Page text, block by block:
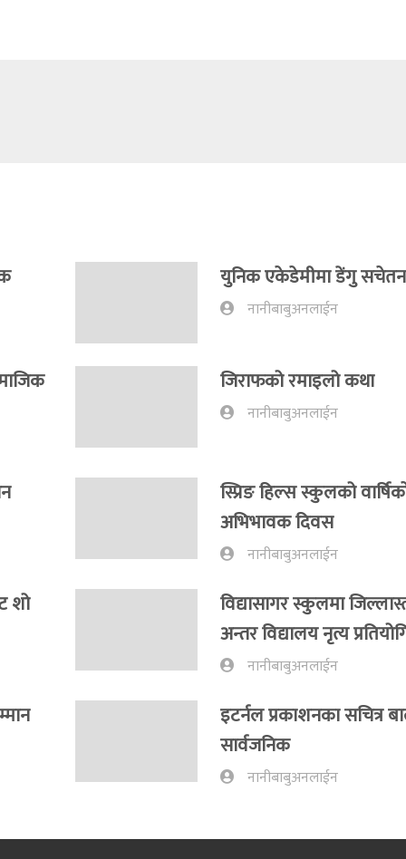
युनिक एकेडेमीमा डेंगु
नानीबाबुअनलाईन
जिराफको रमाइलो कथा
नानीबाबुअनलाईन
स्प्रिङ हिल्स स्कुलको
अभिभावक दिवस
नानीबाबुअनलाईन
शो
विद्यासागर स्कुलमा
अन्तर विद्यालय नृत्य
नानीबाबुअनलाईन
इटर्नल प्रकाशनका सचित्र
सार्वजनिक
नानीबाबुअनलाईन